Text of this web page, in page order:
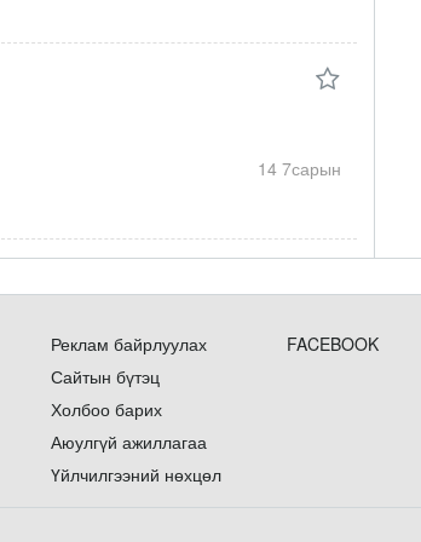
14 7сарын
Реклам байрлуулах
Сайтын бүтэц
Холбоо барих
Аюулгүй ажиллагаа
Үйлчилгээний нөхцөл
FACEBOOK